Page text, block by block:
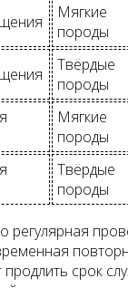
Мягкие
породы
Твёрдые
породы
Мягкие
породы
Твёрдые
породы
регулярная
срок